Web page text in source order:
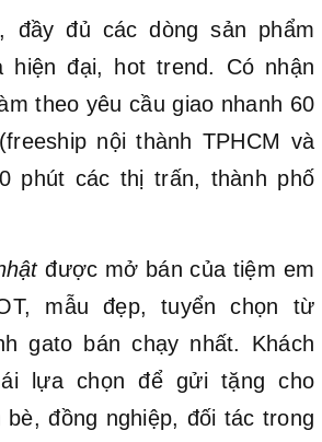
, đầy đủ các dòng sản phẩm
hiện đại, hot trend. Có nhận
theo yêu cầu giao nhanh 60
nội thành TPHCM và
phút các thị trấn, thành phố
được mở bán của tiệm em
mẫu đẹp, tuyển chọn từ
gato bán chạy nhất. Khách
lựa chọn để gửi tặng cho
đồng nghiệp, đối tác trong